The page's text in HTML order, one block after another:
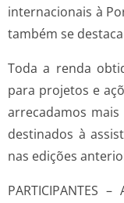
internacionais à
também se
Toda a renda
para projetos e
arrecadamos mais
destinados à
nas edições